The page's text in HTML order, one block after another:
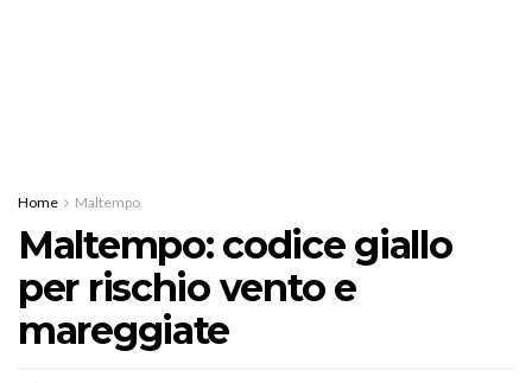
Home Maltempo
Maltempo: codice giallo
per rischio vento e
mareggiate